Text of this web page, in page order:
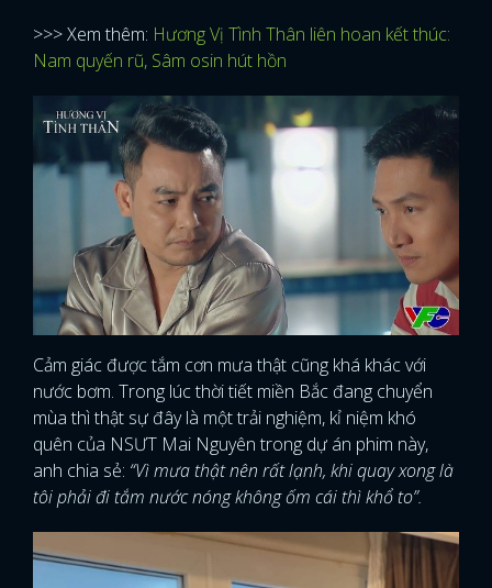
>>> Xem thêm: Hương Vị Tình Thân liên hoan kết thúc:
Nam quyến rũ, Sâm osin hút hồn
Cảm giác được tắm cơn mưa thật cũng khá khác với
nước bơm. Trong lúc thời tiết miền Bắc đang chuyển
mùa thì thật sự đây là một trải nghiệm, kỉ niệm khó
quên của NSƯT Mai Nguyên trong dự án phim này,
anh chia sẻ: “Vì mưa thật nên rất lạnh, khi quay xong là
tôi phải đi tắm nước nóng không ốm cái thì khổ to”.